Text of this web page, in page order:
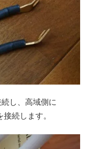
し、高域側に
接続します。